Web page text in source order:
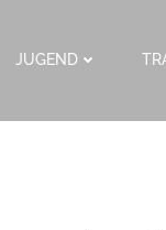
JUGEND